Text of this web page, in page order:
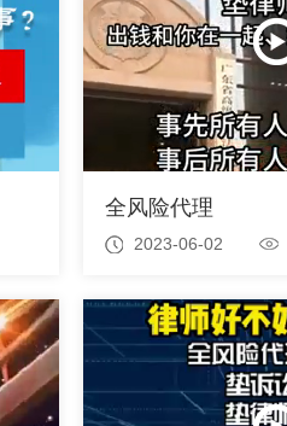
全风险代理
2023-06-02